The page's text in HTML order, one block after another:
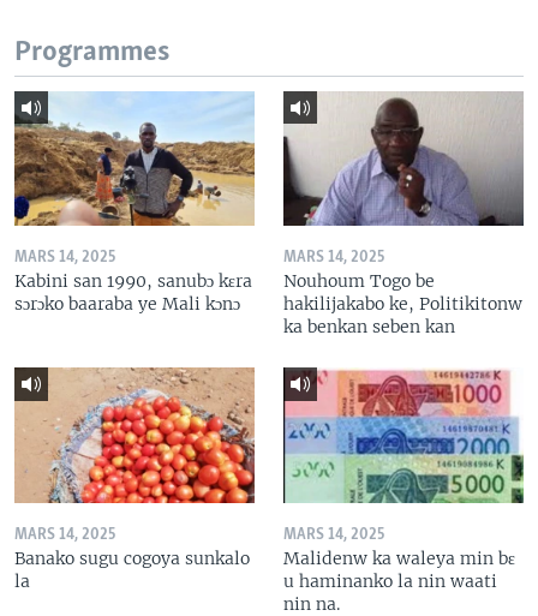
Programmes
MARS 14, 2025
Kabini san 1990, sanubɔ kɛra
sɔrɔko baaraba ye Mali kɔnɔ
MARS 14, 2025
Nouhoum Togo be
hakilijakabo ke, Politikitonw
ka benkan seben kan
MARS 14, 2025
Banako sugu cogoya sunkalo
la
MARS 14, 2025
Malidenw ka waleya min bɛ
u haminanko la nin waati
nin na.